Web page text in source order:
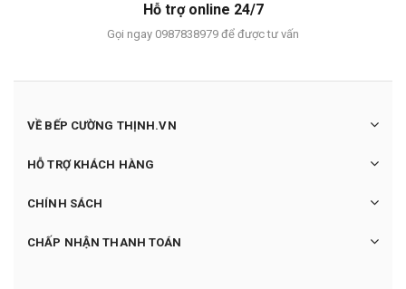
Hỗ trợ online 24/7
Gọi ngay 0987838979 để được tư vấn
VỀ BẾP CƯỜNG THỊNH.VN
HỖ TRỢ KHÁCH HÀNG
CHÍNH SÁCH
CHẤP NHẬN THANH TOÁN